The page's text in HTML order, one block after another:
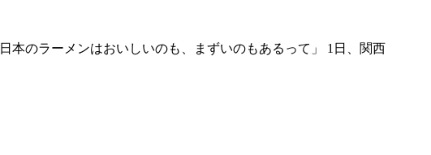
本のラーメンはおいしいのも、まずいのもあるって」 1日、関西